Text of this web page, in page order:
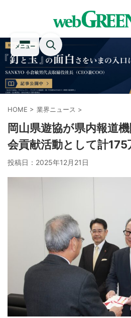
メニュー
HOME > 業界ニュース >
岡山県遊協が県内報道
会貢献活動として計175
投稿日： 2025年12月21日